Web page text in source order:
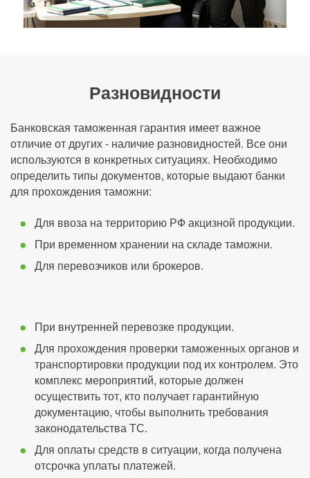
Разновидности
Банковская таможенная гарантия имеет важное
отличие от других - наличие разновидностей. Все они
используются в конкретных ситуациях. Необходимо
определить типы документов, которые выдают банки
для прохождения таможни:
Для ввоза на территорию РФ акцизной продукции.
При временном хранении на складе таможни.
Для перевозчиков или брокеров.
При внутренней перевозке продукции.
Для прохождения проверки таможенных органов и
транспортировки продукции под их контролем. Это
комплекс мероприятий, которые должен
осуществить тот, кто получает гарантийную
документацию, чтобы выполнить требования
законодательства ТС.
Для оплаты средств в ситуации, когда получена
отсрочка уплаты платежей.